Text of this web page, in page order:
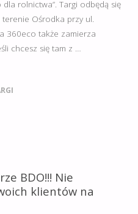
dla rolnictwa”. Targi odbędą się
Ośrodka przy ul.
360eco także zamierza
chcesz się tam z …
BDO!!! Nie
klientów na